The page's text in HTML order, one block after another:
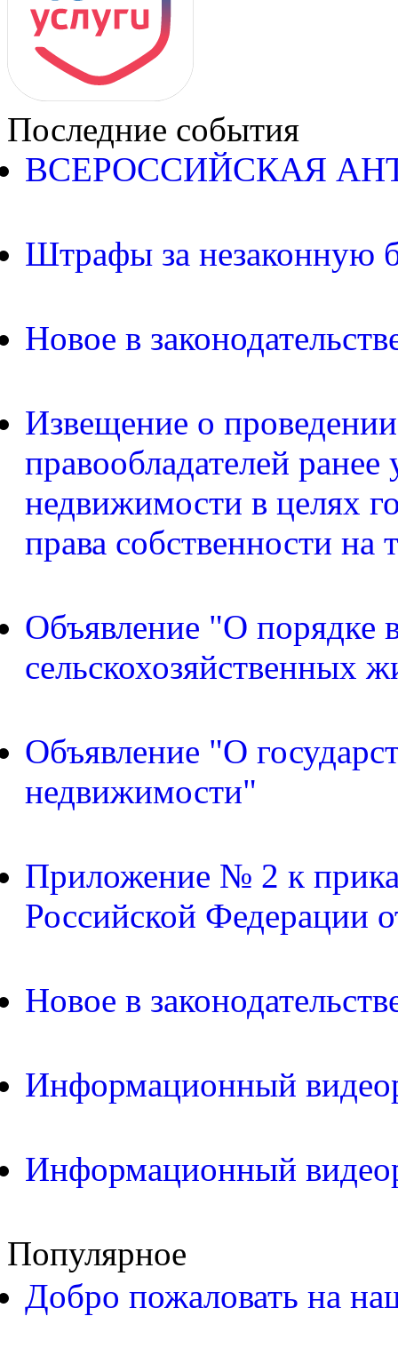
Последние события
ВСЕРОССИЙСКАЯ
Штрафы за незаконную
Новое в
Извещение о
правообладателей
недвижимости в целях
права собственности
Объявление "О порядке
сельскохозяйственных
Объявление "О
недвижимости"
Приложение № 2 к
Российской Федерации
Новое в
Информационный
Информационный
Популярное
Добро пожаловать на